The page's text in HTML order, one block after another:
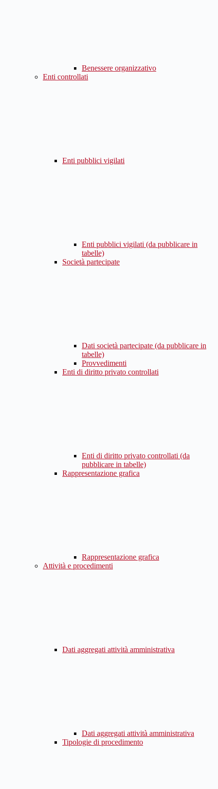
Benessere organizzativo
Enti controllati
Enti pubblici vigilati
Enti pubblici vigilati (da pubblicare in
tabelle)
Società partecipate
Dati società partecipate (da pubblicare in
tabelle)
Provvedimenti
Enti di diritto privato controllati
Enti di diritto privato controllati (da
pubblicare in tabelle)
Rappresentazione grafica
Rappresentazione grafica
Attività e procedimenti
Dati aggregati attività amministrativa
Dati aggregati attività amministrativa
Tipologie di procedimento